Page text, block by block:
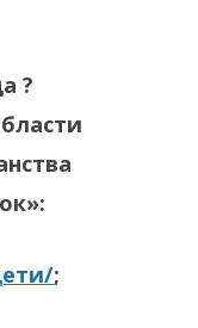
?
;